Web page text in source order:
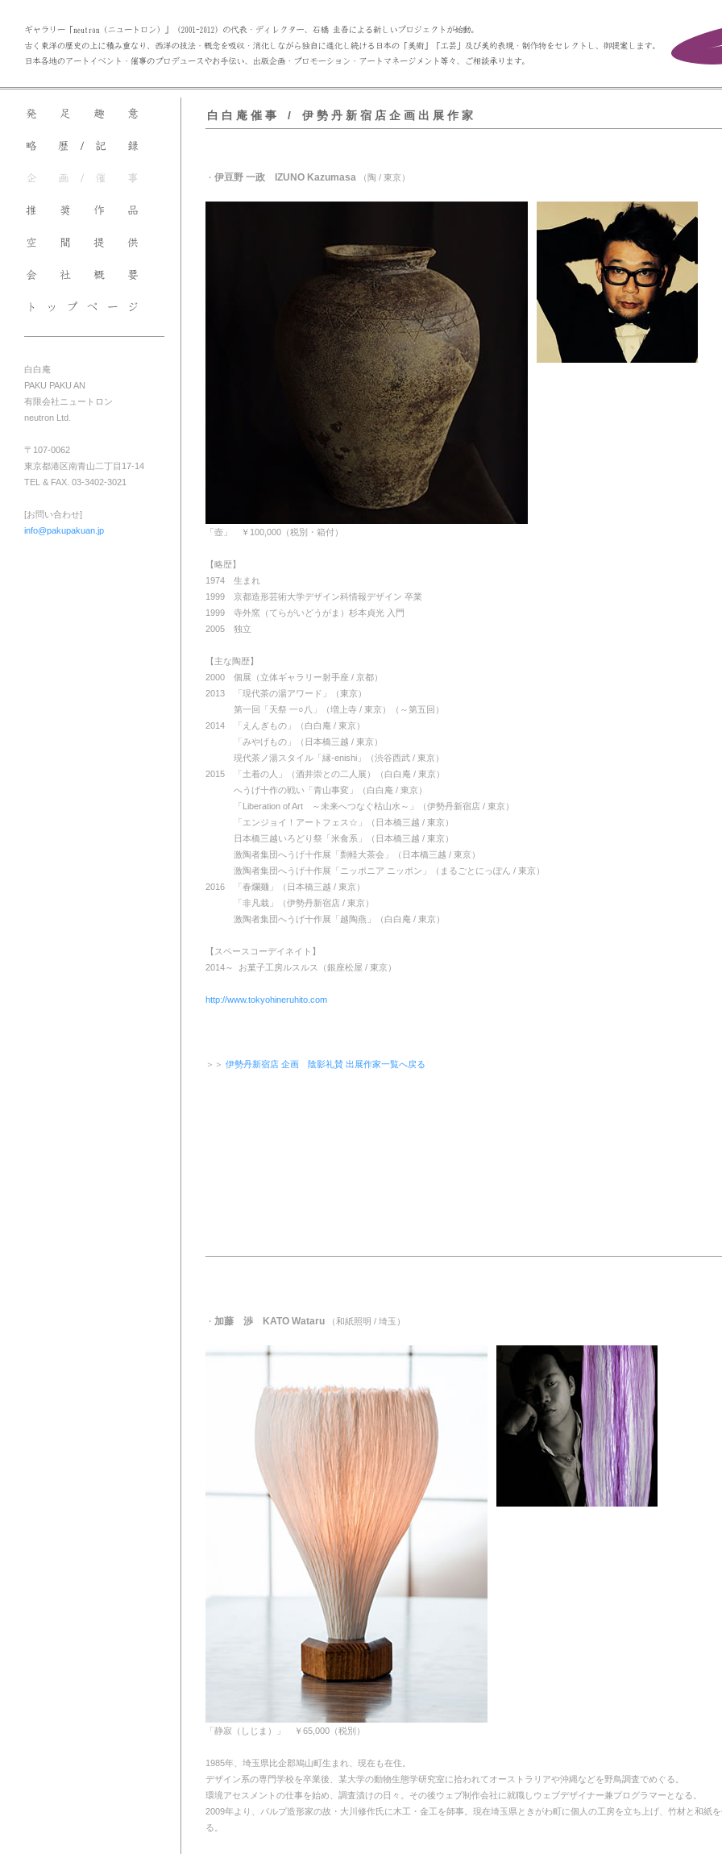
白白庵
PAKU PAKU AN
有限会社ニュートロン
neutron Ltd.
〒107-0062
東京都港区南青山二丁目17-14
TEL & FAX. 03-3402-3021
[お問い合わせ]
info@pakupakuan.jp
白 白 庵 催 事 / 伊 勢 丹 新 宿 店 企 画 出 展 作 家
・ 伊豆野 一政 IZUNO Kazumasa （陶 / 東京）
「壺」 ￥100,000（税別・箱付）
【略歴】
1974 生まれ
1999 京都造形芸術大学デザイン科情報デザイン 卒業
1999 寺外窯（てらがいどうがま）杉本貞光 入門
2005 独立
【主な陶歴】
2000 個展（立体ギャラリー射手座 / 京都）
2013 「現代茶の湯アワード」（東京）
第一回「天祭 一○八」（増上寺 / 東京）（～第五回）
2014 「えんぎもの」（白白庵 / 東京）
「みやげもの」（日本橋三越 / 東京）
現代茶ノ湯スタイル「縁-enishi」（渋谷西武 / 東京）
2015 「土着の人」（酒井崇との二人展）（白白庵 / 東京）
へうげ十作の戦い「青山事変」（白白庵 / 東京）
「Liberation of Art ～未来へつなぐ枯山水～」（伊勢丹新宿店 / 東京）
「エンジョイ！アートフェス☆」（日本橋三越 / 東京）
日本橋三越いろどり祭「米食系」（日本橋三越 / 東京）
激陶者集団へうげ十作展「剽軽大茶会」（日本橋三越 / 東京）
激陶者集団へうげ十作展「ニッポニア ニッポン」（まるごとにっぽん / 東京）
2016 「春爛麺」（日本橋三越 / 東京）
「非凡栽」（伊勢丹新宿店 / 東京）
激陶者集団へうげ十作展「越陶燕」（白白庵 / 東京）
【スペースコーデイネイト】
2014～ お菓子工房ルスルス（銀座松屋 / 東京）
http://www.tokyohineruhito.com
＞＞ 伊勢丹新宿店 企画 陰影礼賛 出展作家一覧へ戻る
・ 加藤 渉 KATO Wataru （和紙照明 / 埼玉）
「静寂（しじま）」 ￥65,000（税別）
1985年、埼玉県比企郡鳩山町生まれ、現在も在住。
デザイン系の専門学校を卒業後、某大学の動物生態学研究室に拾われてオーストラリアや沖縄などを野鳥調査でめぐる。
環境アセスメントの仕事を始め、調査漬けの日々。その後ウェブ制作会社に就職しウェブデザイナー兼プログラマーとなる。
2009年より、パルプ造形家の故・大川修作氏に木工・金工を師事。現在埼玉県ときがわ町に個人の工房を立ち上げ、竹材と和紙
る。